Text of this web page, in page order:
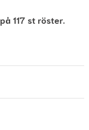
117 st röster.